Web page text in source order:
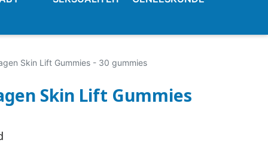
Skin Lift Gummies - 30 gummies
Skin Lift Gummies